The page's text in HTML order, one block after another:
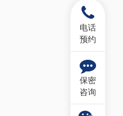
电话
预约
保密
咨询